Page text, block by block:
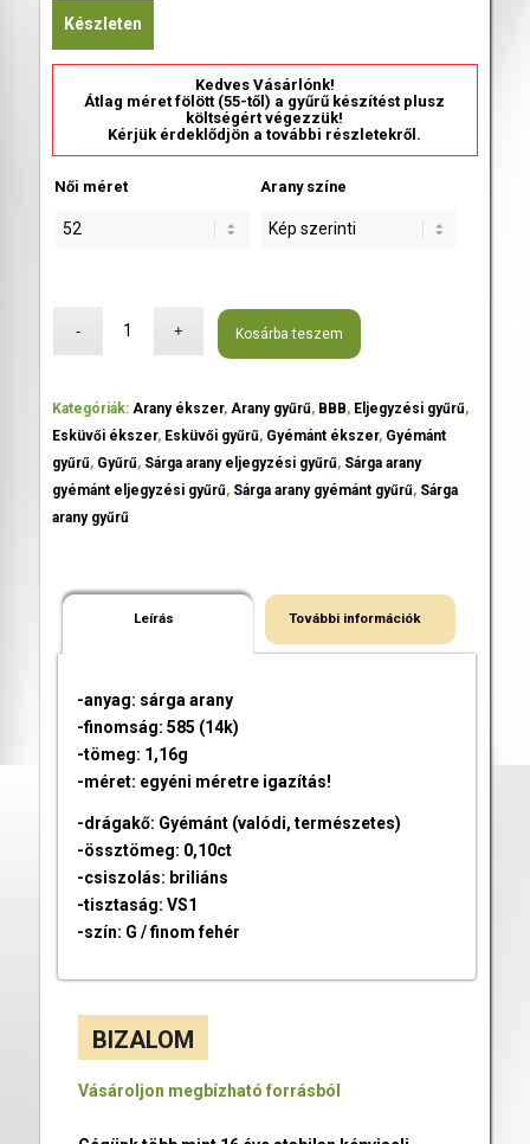
Készleten
Kedves Vásárlónk!
Átlag méret fölött (55-től) a gyűrű készítést plusz
költségért végezzük!
Kérjük érdeklődjön a további részletekről.
Női méret Arany színe
Kosárba teszem
Kategóriák: Arany ékszer, Arany gyűrű, BBB, Eljegyzési gyűrű,
Esküvői ékszer, Esküvői gyűrű, Gyémánt ékszer, Gyémánt
gyűrű, Gyűrű, Sárga arany eljegyzési gyűrű, Sárga arany
gyémánt eljegyzési gyűrű, Sárga arany gyémánt gyűrű, Sárga
arany gyűrű
Leírás További információk
-anyag: sárga arany
-finomság: 585 (14k)
-tömeg: 1,16g
-méret: egyéni méretre igazítás!
-drágakő: Gyémánt (valódi, természetes)
-össztömeg: 0,10ct
-csiszolás: briliáns
-tisztaság: VS1
-szín: G / finom fehér
BIZALOM
Vásároljon megbízható forrásból